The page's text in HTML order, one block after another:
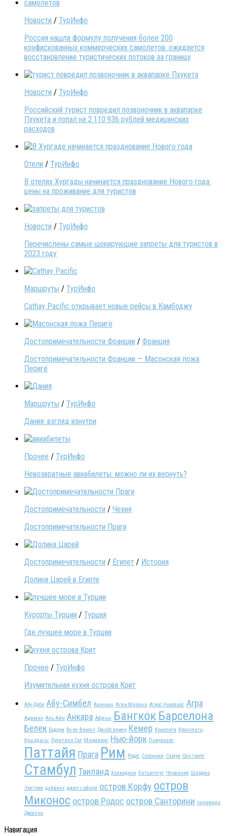
Новости / ТурИнфо
Россия нашла формулу получения более 200
конфискованных коммерческих самолетов: ожидается
восстановление туристических потоков за границу
Новости / ТурИнфо
Российский турист повредил позвоночник в аквапарке
Пхукета и попал на 2 110 936 рублей медицинских
расходов
Отели / ТурИнфо
В отелях Хургады начинается празднование Нового года:
цены на проживание для туристов
Новости / ТурИнфо
Перечислены самые шокирующие запреты для туристов в
2023 году
Маршруты / ТурИнфо
Cathay Pacific открывает новые рейсы в Камбоджу
Достопримечательности Франции / Франция
Достопримечательности Франции — Масонская ложа
Перигё
Маршруты / ТурИнфо
Дания: взгляд изнутри
Прочее / ТурИнфо
Невозвратные авиабилеты: можно ли их вернуть?
Достопримечательности / Чехия
Достопримечательности Праги
Достопримечательности / Египет / История
Долина Царей в Египте
Курорты Турции / Турция
Где лучшее море в Турции
Прочее / ТурИнфо
Изумительная кухня острова Крит
Абу-Даби Абу-Симбел Авиньон Агиа Марина Агиос Николаос Агра
Аджман Аль-Айн Анкара Афины Бангкок Барселона
Белек Бодрум Во-ле-Виконт Джайсалмер Кемер Криопиги Кронплатц
Кушадасы Лузитана Сол Мармарис Нью-йорк Памуккале
Паттайя Прага Рим Родос Салоники Самуи Сен тропе
Стамбул Таиланд Халкидики Хатшепсут Червиния Шарджа
Эретрия дайвинг джип-сафари остров Корфу остров
Миконос остров Родос остров Санторини пирамида
Джосера
Навигация